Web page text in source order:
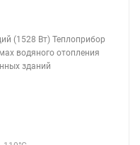
(1528 Вт) Теплоприбор
водяного отопления
зданий